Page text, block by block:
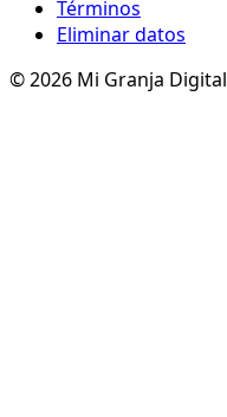
Términos
Eliminar datos
© 2026 Mi Granja Digital